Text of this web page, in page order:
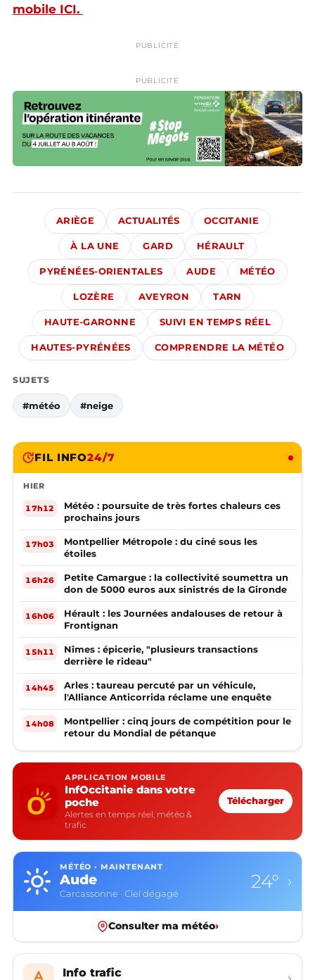
mobile ICI.
PUBLICITÉ
PUBLICITÉ
ARIÈGE ACTUALITÉS OCCITANIE
À LA UNE GARD HÉRAULT
PYRÉNÉES-ORIENTALES AUDE MÉTÉO
LOZÈRE AVEYRON TARN
HAUTE-GARONNE SUIVI EN TEMPS RÉEL
HAUTES-PYRÉNÉES COMPRENDRE LA MÉTÉO
SUJETS
#météo #neige
FIL INFO24/7
HIER
17h12
Météo : poursuite de très fortes chaleurs ces
prochains jours
17h03
Montpellier Métropole : du ciné sous les
étoiles
16h26
Petite Camargue : la collectivité soumettra un
don de 5000 euros aux sinistrés de la Gironde
16h06
Hérault : les Journées andalouses de retour à
Frontignan
15h11
Nîmes : épicerie, "plusieurs transactions
derrière le rideau"
14h45
Arles : taureau percuté par un véhicule,
l'Alliance Anticorrida réclame une enquête
14h08
Montpellier : cinq jours de compétition pour le
retour du Mondial de pétanque
APPLICATION MOBILE
InfOccitanie dans votre
poche
Alertes en temps réel, météo &
trafic
Télécharger
MÉTÉO · MAINTENANT
Aude
Carcassonne · Ciel dégagé
24° ›
Consulter ma météo›
Info trafic